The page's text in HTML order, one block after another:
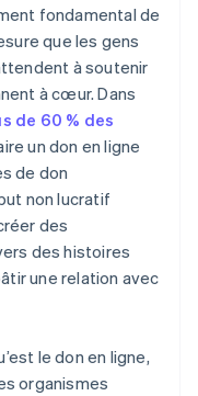
fondamental de
que les gens
à soutenir
à cœur. Dans
de 60 % des
un don en ligne
de don
non lucratif
des
des histoires
une relation avec
le don en ligne,
organismes